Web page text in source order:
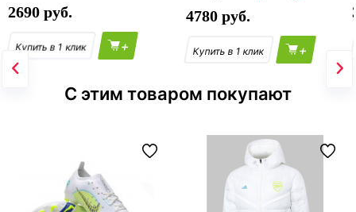
2690
+
4780
+
С этим товаром покупают